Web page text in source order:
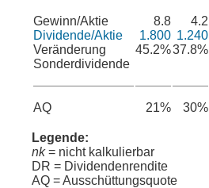
Gewinn/Aktie
Dividende/Aktie
Veränderung
Sonderdividende
AQ
8.8
1.800
45.2%
21%
4.2
1.240
37.8%
30%
Legende:
nk= nicht kalkulierbar
DR = Dividendenrendite
AQ = Ausschüttungsquote